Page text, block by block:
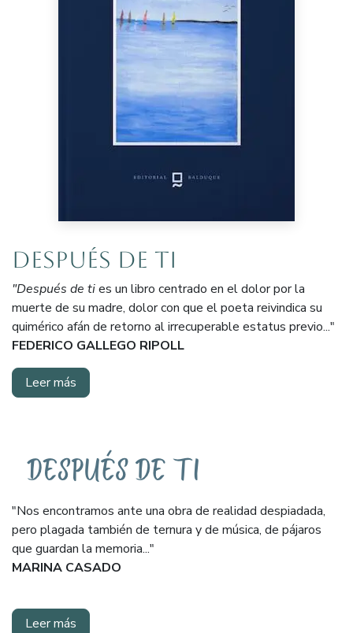
Después de ti
"Después de ties un libro centrado en el dolor por la
muerte de su madre, dolor con que el poeta reivindica su
quimérico afán de retorno al irrecuperable estatus previo..."
FEDERICO GALLEGO RIPOLL
Leer más
"Nos encontramos ante una obra de realidad despiadada,
pero plagada también de ternura y de música, de pájaros
que guardan la memoria..."
MARINA CASADO
Leer más